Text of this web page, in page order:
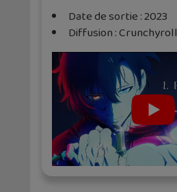
Date de sortie : 2023
Diffusion : Crunchyroll